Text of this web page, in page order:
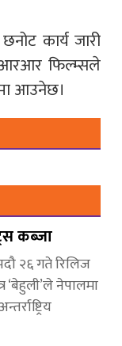
कार्य जारी
आरआर फिल्म्सले
आउनेछ।
कब्जा
२६ गते रिलिज
‘बेहुली’ले नेपालमा